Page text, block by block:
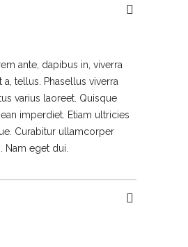
ante, dapibus in, viverra
a, tellus. Phasellus viverra
varius laoreet. Quisque
imperdiet. Etiam ultricies
Curabitur ullamcorper
Nam eget dui.